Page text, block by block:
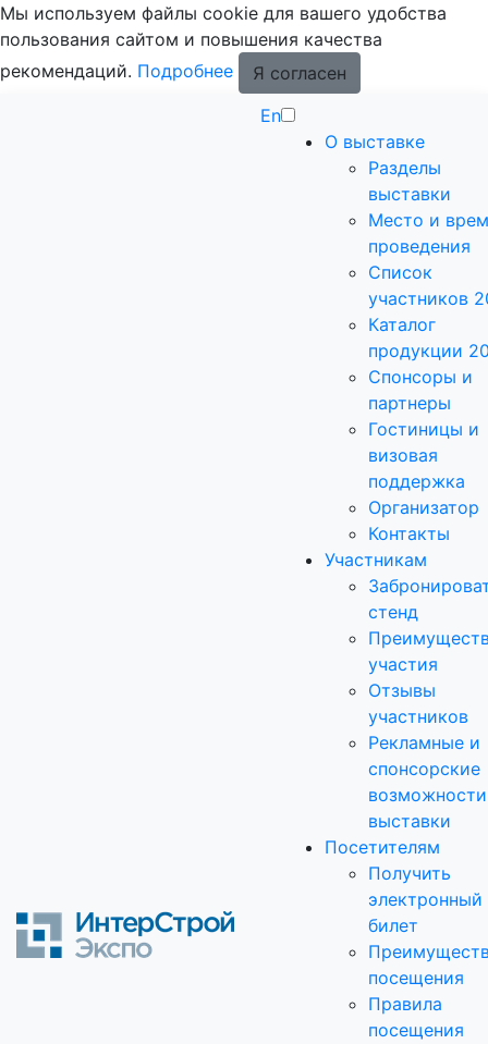
Мы используем файлы cookie для вашего удобства
пользования сайтом и повышения качества
рекомендаций. Подробнее
Я согласен
En
О выставке
Разделы
выставки
Место и
проведения
Список
участников
Каталог
продукции
Спонсоры и
партнеры
Гостиницы и
визовая
поддержка
Организатор
Контакты
Участникам
стенд
участия
Отзывы
участников
Рекламные и
спонсорские
возможности
выставки
Посетителям
Получить
электронный
билет
посещения
Правила
посещения